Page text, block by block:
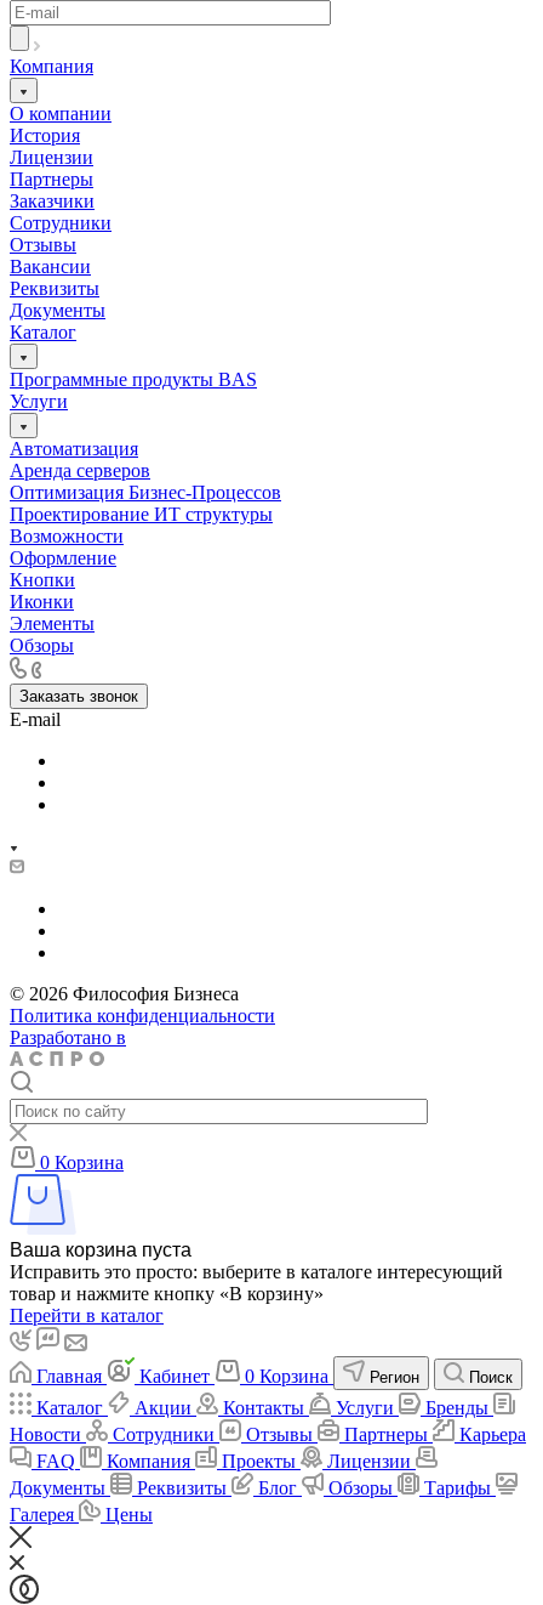
Компания
О компании
История
Лицензии
Партнеры
Заказчики
Сотрудники
Отзывы
Вакансии
Реквизиты
Документы
Каталог
Программные продукты BAS
Услуги
Автоматизация
Аренда серверов
Оптимизация Бизнес-Процессов
Проектирование ИТ структуры
Возможности
Оформление
Кнопки
Иконки
Элементы
Обзоры
Заказать звонок
E-mail
© 2026 Философия Бизнеса
Политика конфиденциальности
Разработано в
0 Корзина
Ваша корзина пуста
Исправить это просто: выберите в каталоге интересующий
товар и нажмите кнопку «В корзину»
Перейти в каталог
Главная Кабинет 0 Корзина Регион Поиск
Каталог Акции Контакты Услуги
Бренды
Новости
Сотрудники Отзывы Партнеры
Карьера
FAQ
Компания Проекты
Лицензии
Документы
Реквизиты Блог Обзоры
Тарифы
Галерея
Цены